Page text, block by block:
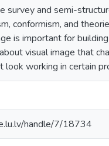
survey and semi-
conformism, and
is important for
visual image that
look working in certain
handle/7/18734